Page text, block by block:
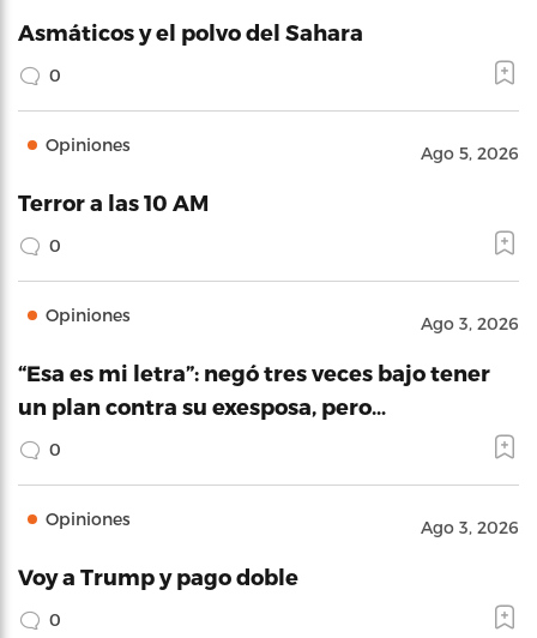
Asmáticos y el polvo del Sahara
0
Opiniones Ago 5, 2026
Terror a las 10 AM
0
Opiniones Ago 3, 2026
“Esa es mi letra”: negó tres veces bajo tener
un plan contra su exesposa, pero…
0
Opiniones Ago 3, 2026
Voy a Trump y pago doble
0